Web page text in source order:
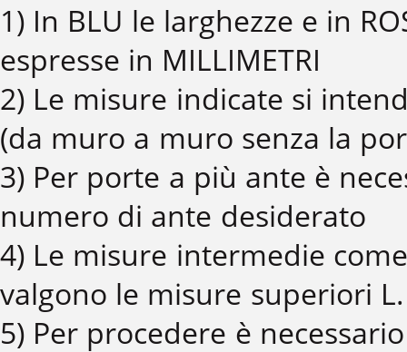
1) In BLU le larghezze e in
espresse in MILLIMETRI
2) Le misure indicate si
(da muro a muro senza la
3) Per porte a più ante è
numero di ante desiderato
4) Le misure intermedie
valgono le misure superiori
5) Per procedere è